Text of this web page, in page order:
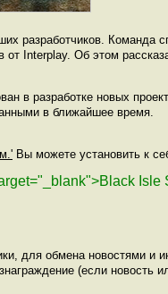
разработчиков. Команда
Interplay. Об этом
в разработке новых
в ближайшее время.
Вы можете установить к
Isle
для обмена новостями и
(если новость